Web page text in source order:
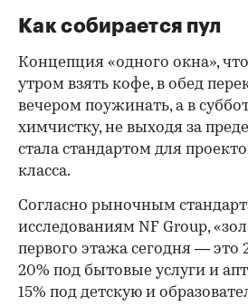
Как собирается пул
Концепция «одного окна»,
утром взять кофе, в обед
вечером поужинать, а в
химчистку, не выходя за
стала стандартом для
класса.
Согласно рыночным
исследованиям NF Group,
первого этажа сегодня — это
20% под бытовые услуги и
15% под детскую и